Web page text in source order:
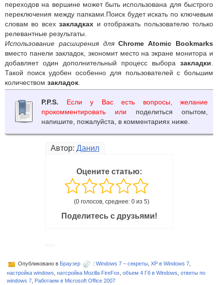
переходов на вершине может быть использована для быстрого
переключения между папками.Поиск будет искать по ключевым
словам во всехзакладках и отображать пользователю только
релевантные результаты.
Использование расширения для Chrome Atomic Bookmarks
вместо панели закладок, экономит место на экране монитора и
добавляет один дополнительный процесс выбора закладки
Такой поиск удобен особенно для пользователей с большим
количеством закладок
P.P.S.
Если у Вас есть вопросы, желание
прокомментировать или поделиться опытом,
напишите, пожалуйста, в комментариях ниже.
Автор: Данил
Оцените статью:
(0 голосов, среднее: 0 из 5)
Поделитесь с друзьями!
Опубликовано в Браузер : Windows 7 – секреты XP в Windows 7
настройка windows натсройка Mozilla FireFox объем 4 Гб в Windows ответы по
windows 7 Работаем в Microsoft Office 2007